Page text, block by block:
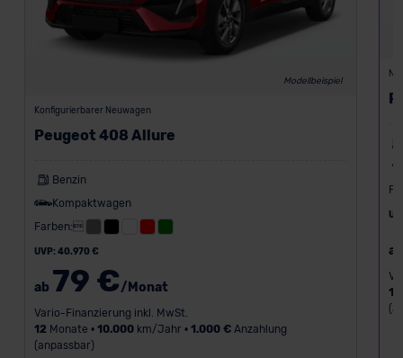
Modellbeispiel
Konfigurierbarer Neuwagen
Peugeot 408 Allure
Benzin
Kompaktwagen
Farben:
UVP: 40.970 €
ab 79 €/Monat
Vario-Finanzierung inkl. MwSt.
12 Monate • 10.000km/Jahr • 1.000 €Anzahlung
(anpassbar)
12